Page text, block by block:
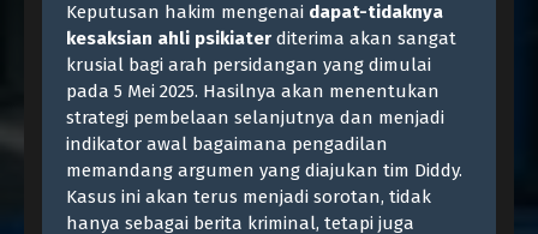
Keputusan hakim mengenai dapat-tidaknya
kesaksian ahli psikiater diterima akan sangat
krusial bagi arah persidangan yang dimulai
pada 5 Mei 2025. Hasilnya akan menentukan
strategi pembelaan selanjutnya dan menjadi
indikator awal bagaimana pengadilan
memandang argumen yang diajukan tim Diddy.
Kasus ini akan terus menjadi sorotan, tidak
hanya sebagai berita kriminal, tetapi juga